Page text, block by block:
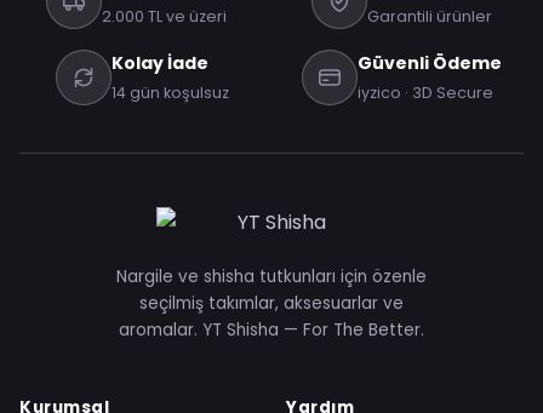
2.000 TL ve üzeri Garantili ürünler
Kolay İade
14 gün koşulsuz
Güvenli Ödeme
iyzico · 3D Secure
Nargile ve shisha tutkunları için özenle
seçilmiş takımlar, aksesuarlar ve
aromalar. YT Shisha — For The Better.
Kurumsal Yardım